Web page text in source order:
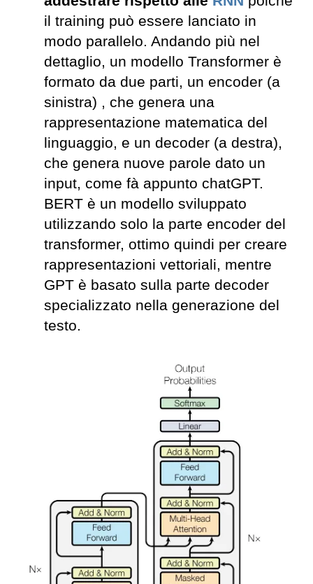
il training può essere lanciato in
modo parallelo. Andando più nel
dettaglio, un modello Transformer è
formato da due parti, un encoder (a
sinistra) , che genera una
rappresentazione matematica del
linguaggio, e un decoder (a destra),
che genera nuove parole dato un
input, come fà appunto chatGPT.
BERT è un modello sviluppato
utilizzando solo la parte encoder del
transformer, ottimo quindi per creare
rappresentazioni vettoriali, mentre
GPT è basato sulla parte decoder
specializzato nella generazione del
testo.